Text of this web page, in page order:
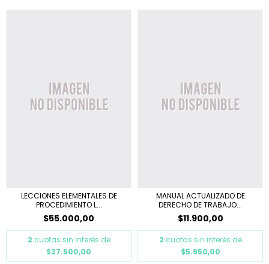
LECCIONES ELEMENTALES DE
PROCEDIMIENTO L...
$55.000,00
2 cuotas sin interés de
$27.500,00
MANUAL ACTUALIZADO DE
DERECHO DE TRABAJO...
$11.900,00
2 cuotas sin interés de
$5.950,00